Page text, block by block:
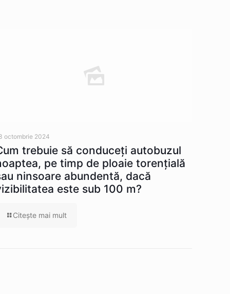
octombrie 2024
trebuie să conduceţi autobuzul
pe timp de ploaie torenţială
ninsoare abundentă, dacă
este sub 100 m?
Citeşte mai mult